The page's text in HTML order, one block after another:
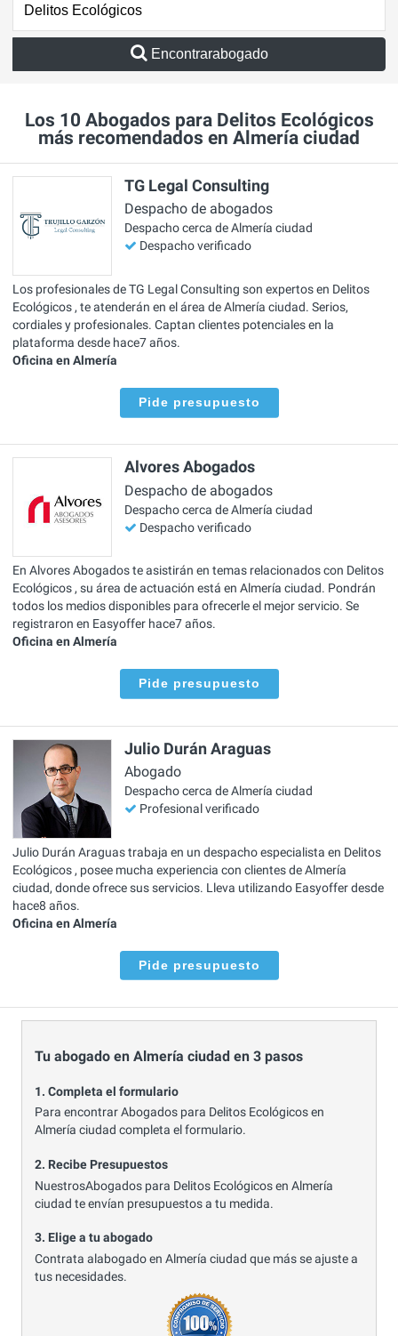
Encontrarabogado
Los 10 Abogados para Delitos Ecológicos
más recomendados en Almería ciudad
TG Legal Consulting
Despacho de abogados
Despacho cerca de Almería ciudad
Despacho verificado
Los profesionales de TG Legal Consulting son expertos en Delitos
Ecológicos , te atenderán en el área de Almería ciudad. Serios,
cordiales y profesionales. Captan clientes potenciales en la
plataforma desde hace7 años.
Oficina en Almería
Pide presupuesto
Alvores Abogados
Despacho de abogados
Despacho cerca de Almería ciudad
Despacho verificado
En Alvores Abogados te asistirán en temas relacionados con Delitos
Ecológicos , su área de actuación está en Almería ciudad. Pondrán
todos los medios disponibles para ofrecerle el mejor servicio. Se
registraron en Easyoffer hace7 años.
Oficina en Almería
Pide presupuesto
Julio Durán Araguas
Abogado
Despacho cerca de Almería ciudad
Profesional verificado
Julio Durán Araguas trabaja en un despacho especialista en Delitos
Ecológicos , posee mucha experiencia con clientes de Almería
ciudad, donde ofrece sus servicios. Lleva utilizando Easyoffer desde
hace8 años.
Oficina en Almería
Pide presupuesto
Tu abogado en Almería ciudad en 3 pasos
1. Completa el formulario
Para encontrar Abogados para Delitos Ecológicos en
Almería ciudad completa el formulario.
2. Recibe Presupuestos
NuestrosAbogados para Delitos Ecológicos en Almería
ciudad te envían presupuestos a tu medida.
3. Elige a tu abogado
Contrata alabogado en Almería ciudad que más se ajuste a
tus necesidades.